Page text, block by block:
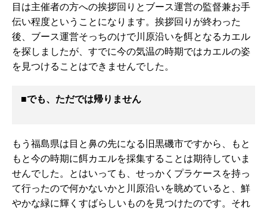
目は主催者の方への挨拶回りとブース運営の監督兼お手
伝い程度ということになります。挨拶回りが終わった
後、ブース運営そっちのけで川原沿いを餌となるカエル
を探しましたが、すでに今の気温の時期ではカエルの姿
を見つけることはできませんでした。
■でも、ただでは帰りません
もう福島県は目と鼻の先になる旧黒磯市ですから、もと
もと今の時期に餌カエルを採集することは期待していま
せんでした。とはいっても、せっかくプラケースを持っ
て行ったので何かないかと川原沿いを眺めていると、鮮
やかな緑に輝くすばらしいものを見つけたのです。それ